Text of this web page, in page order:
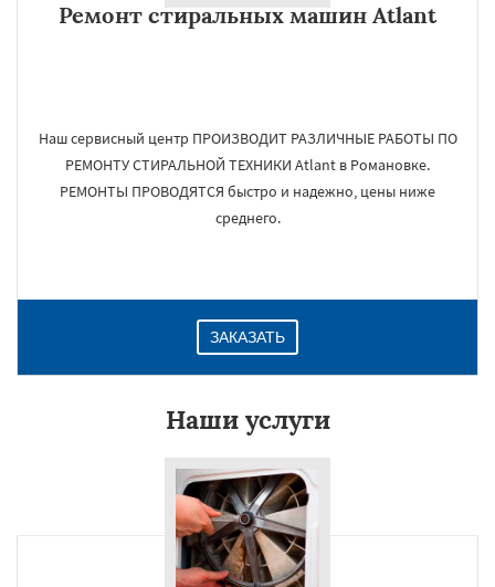
Ремонт стиральных машин Atlant
Наш сервисный центр ПРОИЗВОДИТ РАЗЛИЧНЫЕ РАБОТЫ ПО
РЕМОНТУ СТИРАЛЬНОЙ ТЕХНИКИ Atlant в Романовке.
РЕМОНТЫ ПРОВОДЯТСЯ быстро и надежно, цены ниже
среднего.
ЗАКАЗАТЬ
Наши услуги